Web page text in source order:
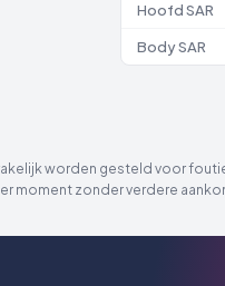
Hoofd SAR
Body SAR
worden gesteld voor
moment zonder verdere